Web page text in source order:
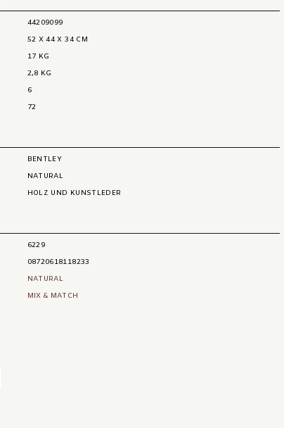
44209099
52 X 44 X 34 CM
17 KG
2,8 KG
6
72
BENTLEY
NATURAL
HOLZ UND KUNSTLEDER
6229
08720618118233
NATURAL
MIX & MATCH